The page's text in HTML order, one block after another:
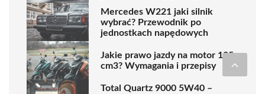
Mercedes W221 jaki silnik
wybrać? Przewodnik po
jednostkach napędowych
Jakie prawo jazdy na motor 125
cm3? Wymagania i przepisy
Total Quartz 9000 5W40 –